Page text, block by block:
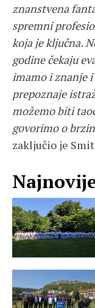
znanstvena
spremni
koja je ključna.
godine čekaju
imamo i znanje
prepoznaje
možemo biti
govorimo o
zaključio je